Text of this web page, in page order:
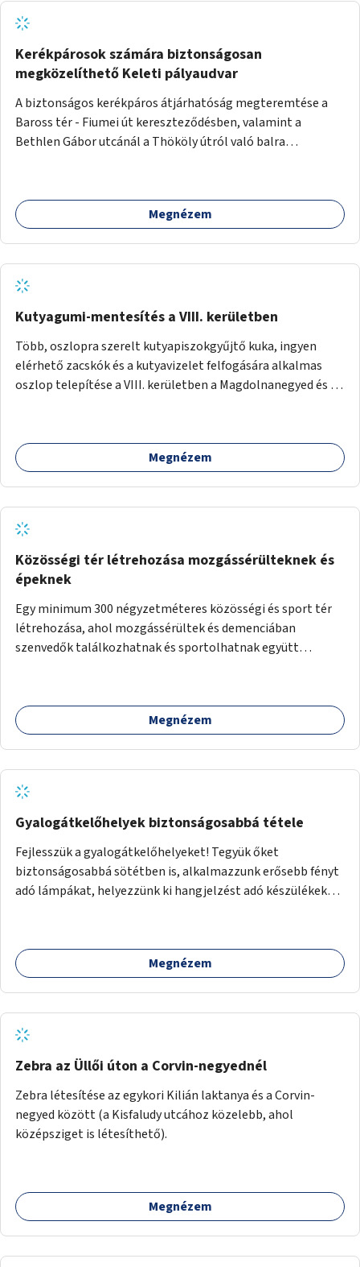
Kerékpárosok számára biztonságosan
megközelíthető Keleti pályaudvar
A biztonságos kerékpáros átjárhatóság megteremtése a
Baross tér - Fiumei út kereszteződésben, valamint a
Bethlen Gábor utcánál a Thököly útról való balra
Megnézem
Kutyagumi-mentesítés a VIII. kerületben
Több, oszlopra szerelt kutyapiszokgyűjtő kuka, ingyen
elérhető zacskók és a kutyavizelet felfogására alkalmas
oszlop telepítése a VIII. kerületben a Magdolnanegyed és a
Megnézem
Közösségi tér létrehozása mozgássérülteknek és
épeknek
Egy minimum 300 négyzetméteres közösségi és sport tér
létrehozása, ahol mozgássérültek és demenciában
szenvedők találkozhatnak és sportolhatnak együtt
tud játszani, fontos, hogy a téren legyenek formájukban,
hangulatukban elkülönülő pontok, mezítlábas ösvények, az
Megnézem
Gyalogátkelőhelyek biztonságosabbá tétele
Fejlesszük a gyalogátkelőhelyeket! Tegyük őket
biztonságosabbá sötétben is, alkalmazzunk erősebb fényt
adó lámpákat, helyezzünk ki hangjelzést adó készülékeket
Megnézem
Zebra az Üllői úton a Corvin-negyednél
Zebra létesítése az egykori Kilián laktanya és a Corvin-
negyed között (a Kisfaludy utcához közelebb, ahol
középsziget is létesíthető).
Megnézem